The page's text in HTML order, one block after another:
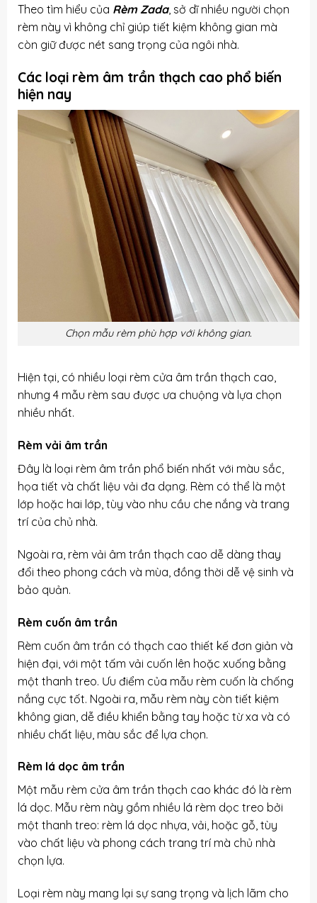
Theo tìm hiểu của Rèm Zada, sở dĩ nhiều người chọn
rèm này vì không chỉ giúp tiết kiệm không gian mà
còn giữ được nét sang trọng của ngôi nhà.
Các loại rèm âm trần thạch cao phổ biến
hiện nay
Chọn mẫu rèm phù hợp với không gian.
Hiện tại, có nhiều loại rèm cửa âm trần thạch cao,
nhưng 4 mẫu rèm sau được ưa chuộng và lựa chọn
nhiều nhất.
Rèm vải âm trần
Đây là loại rèm âm trần phổ biến nhất với màu sắc,
họa tiết và chất liệu vải đa dạng. Rèm có thể là một
lớp hoặc hai lớp, tùy vào nhu cầu che nắng và trang
trí của chủ nhà.
Ngoài ra, rèm vải âm trần thạch cao dễ dàng thay
đổi theo phong cách và mùa, đồng thời dễ vệ sinh và
bảo quản.
Rèm cuốn âm trần
Rèm cuốn âm trần có thạch cao thiết kế đơn giản và
hiện đại, với một tấm vải cuốn lên hoặc xuống bằng
một thanh treo. Ưu điểm của mẫu rèm cuốn là chống
nắng cực tốt. Ngoài ra, mẫu rèm này còn tiết kiệm
không gian, dễ điều khiển bằng tay hoặc từ xa và có
nhiều chất liệu, màu sắc để lựa chọn.
Rèm lá dọc âm trần
Một mẫu rèm cửa âm trần thạch cao khác đó là rèm
lá dọc. Mẫu rèm này gồm nhiều lá rèm dọc treo bởi
một thanh treo: rèm lá dọc nhựa, vải, hoặc gỗ, tùy
vào chất liệu và phong cách trang trí mà chủ nhà
chọn lựa.
Loại rèm này mang lại sự sang trọng và lịch lãm cho